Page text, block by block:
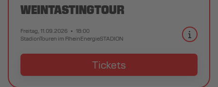
WEINTASTINGTOUR
Freitag, 11.09.2026
18:00
StadionTouren im RheinEnergieSTADION
Tickets